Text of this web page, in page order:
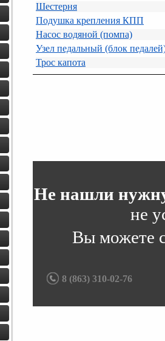
Шестерня
Подушка крепления КПП
Насос водяной (помпа)
Узел педальный (блок
Трос капота
Не нашли
не
Вы можете
8 (863) 310-02-76